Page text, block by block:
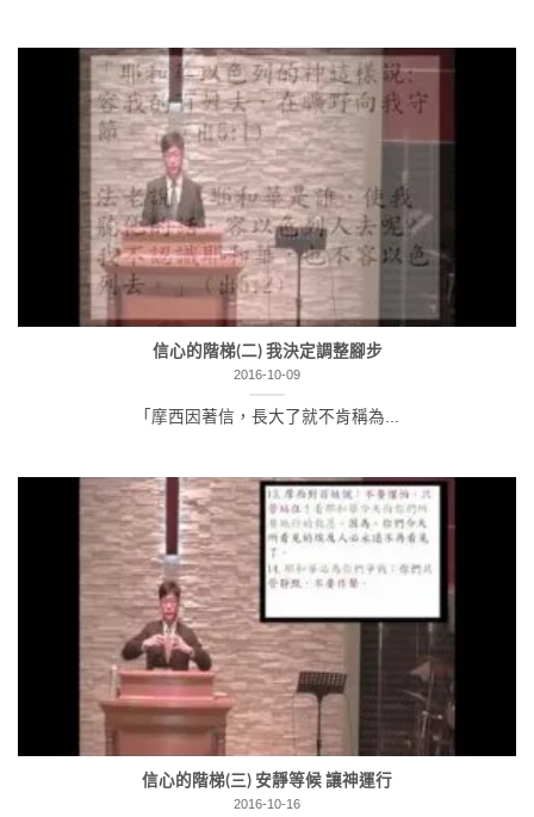
信心的階梯(二) 我決定調整腳步
2016-10-09
「摩西因著信，長大了就不肯稱為...
信心的階梯(三) 安靜等候 讓神運行
2016-10-16